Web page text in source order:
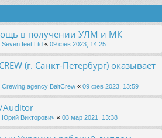
в получении УЛМ и МК
Seven feet Ltd « 09 фев 2023, 14:25
(г. Санкт-Петербург) оказывает
Crewing agency BaltCrew « 09 фев 2023, 13:59
Auditor
Юрий Викторович « 03 мар 2021, 13:38